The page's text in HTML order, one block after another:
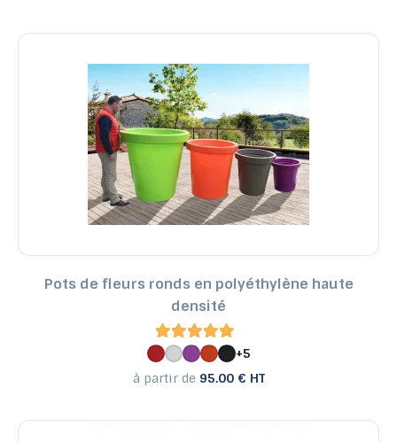
Pots de fleurs ronds en polyéthylène haute
densité
+5
à partir de 95.00 € HT